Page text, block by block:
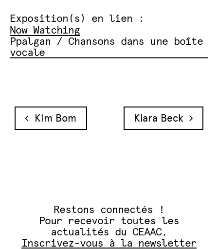
Exposition(s) en lien :
Now Watching
Ppalgan / Chansons dans une boîte
vocale
Navigation des articles
Kim Bom Klara Beck
Restons connectés !
Pour recevoir toutes les
actualités du CEAAC,
Inscrivez-vous à la newsletter